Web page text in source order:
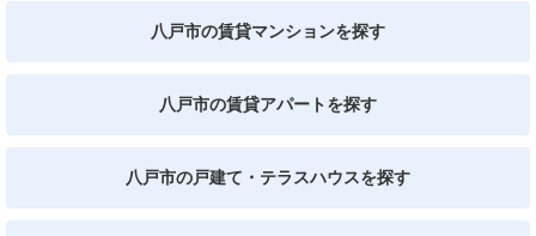
八戸市の賃貸マンションを探す
八戸市の賃貸アパートを探す
八戸市の戸建て・テラスハウスを探す